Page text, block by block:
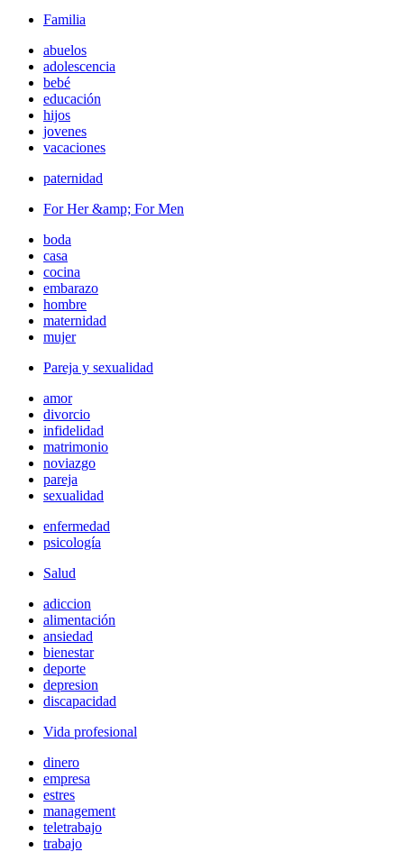
Familia
abuelos
adolescencia
bebé
educación
hijos
jovenes
vacaciones
paternidad
For Her &amp; For Men
boda
casa
cocina
embarazo
hombre
maternidad
mujer
Pareja y sexualidad
amor
divorcio
infidelidad
matrimonio
noviazgo
pareja
sexualidad
enfermedad
psicología
Salud
adiccion
alimentación
ansiedad
bienestar
deporte
depresion
discapacidad
Vida profesional
dinero
empresa
estres
management
teletrabajo
trabajo